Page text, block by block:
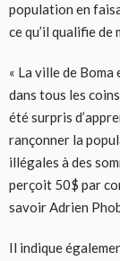
population en
ce qu’il qualifie
« La ville de
dans tous les
été surpris
rançonner la
illégales à des
perçoit 50$ par
savoir Adrien
Il indique